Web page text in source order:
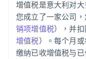
增值税是意大利对
您成立了一家公司
销项增值税），并
增值税）。每个月
缴纳已收增值税与